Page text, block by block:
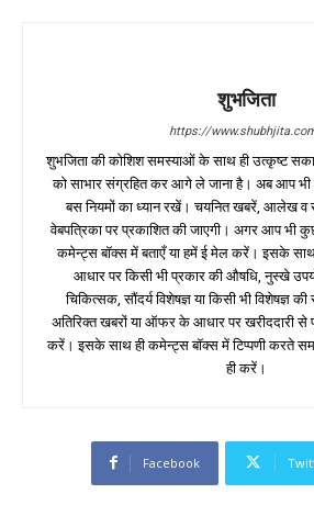
शुभजिता
https://
शुभजिता की कोशिश समस्याओं के साथ ही उत्कृष्ट
को साभार संग्रहित कर आगे ले जाना है। अब आप
बस नियमों का ध्यान रखें। चयनित खबरें, आलेख व
वेबपत्रिका पर प्रकाशित की जाएगी। अगर आप भी
कमेन्ट्स बॉक्स में बताएँ या हमें ई मेल करें। इसके
आधार पर किसी भी प्रकार की औषधि, नुस्खे
चिकित्सक, सौंदर्य विशेषज्ञ या किसी भी विशेषज्ञ
अतिरिक्त खबरों या ऑफर के आधार पर खरीददारी
करें। इसके साथ ही कमेन्ट्स बॉक्स में टिप्पणी करते समय
ही करें।
Facebook